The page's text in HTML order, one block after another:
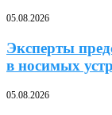
05.08.2026
Эксперты
в носимых
05.08.2026